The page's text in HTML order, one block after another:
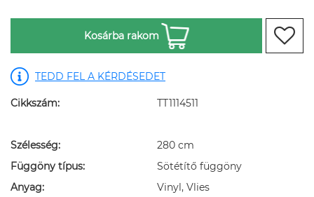
Kosárba rakom
TEDD FEL A KÉRDÉSEDET
Cikkszám: TT1114511
Szélesség:
280 cm
Függöny típus:
Sötétítő függöny
Anyag:
Vinyl, Vlies